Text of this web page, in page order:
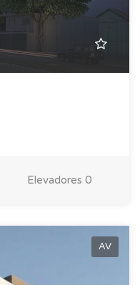
Elevadores 0
AV